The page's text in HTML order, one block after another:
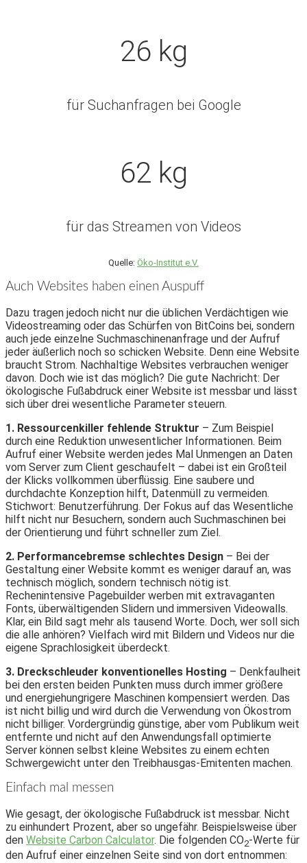
26 kg
für Suchanfragen bei Google
62 kg
für das Streamen von Videos
Quelle: Öko-Institut e.V.
Auch Websites haben einen Auspuff
Dazu tragen jedoch nicht nur die üblichen Verdächtigen wie
Videostreaming oder das Schürfen von BitCoins bei, sondern
auch jede einzelne Suchmaschinenanfrage und der Aufruf
jeder äußerlich noch so schicken Website. Denn eine Website
braucht Strom. Nachhaltige Websites verbrauchen weniger
davon. Doch wie ist das möglich? Die gute Nachricht: Der
ökologische Fußabdruck einer Website ist messbar und lässt
sich über drei wesentliche Parameter steuern.
1. Ressourcenkiller fehlende Struktur – Zum Beispiel
durch eine Reduktion unwesentlicher Informationen. Beim
Aufruf einer Website werden jedes Mal Unmengen an Daten
vom Server zum Client geschaufelt – dabei ist ein Großteil
der Klicks vollkommen überflüssig. Eine saubere und
durchdachte Konzeption hilft, Datenmüll zu vermeiden.
Stichwort: Benutzerführung. Der Fokus auf das Wesentliche
hilft nicht nur Besuchern, sondern auch Suchmaschinen bei
der Orientierung und führt schneller zum Ziel.
2. Performancebremse schlechtes Design – Bei der
Gestaltung einer Website kommt es weniger darauf an, was
technisch möglich, sondern technisch nötig ist.
Rechenintensive Pagebuilder werben mit extravaganten
Fonts, überwältigenden Slidern und immersiven Videowalls.
Klar, ein Bild sagt mehr als tausend Worte. Doch, wer soll sich
die alle anhören? Vielfach wird mit Bildern und Videos nur die
eigene Sprachlosigkeit überdeckt.
3. Dreckschleuder konventionelles Hosting – Denkfaulheit
bei den ersten beiden Punkten muss durch immer größere
und energiehungrigere Maschinen kompensiert werden. Das
ist nicht billig und wird durch die Verwendung von Ökostrom
nicht billiger. Vordergründig günstige, aber vom Publikum weit
entfernte und nicht auf den Anwendungsfall optimierte
Server können selbst kleine Websites zu einem echten
Schwergewicht unter den Treibhausgas-Emitenten machen.
Einfach mal messen
Wie gesagt, der ökologische Fußabdruck ist messbar. Nicht
zu einhundert Prozent, aber so ungefähr. Beispielsweise über
den Website Carbon Calculator. Die folgenden CO2-Werte für
den Aufruf einer einzelnen Seite sind von dort entnommen: